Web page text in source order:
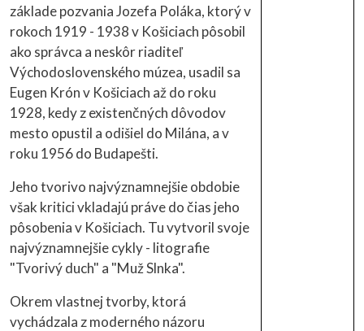
základe pozvania Jozefa Poláka, ktorý v
rokoch 1919 - 1938 v Košiciach pôsobil
ako správca a neskôr riaditeľ
Východoslovenského múzea, usadil sa
Eugen Krón v Košiciach až do roku
1928, kedy z existenčných dôvodov
mesto opustil a odišiel do Milána, a v
roku 1956 do Budapešti.
Jeho tvorivo najvýznamnejšie obdobie
však kritici vkladajú práve do čias jeho
pôsobenia v Košiciach. Tu vytvoril svoje
najvýznamnejšie cykly - litografie
"Tvorivý duch" a "Muž Slnka".
Okrem vlastnej tvorby, ktorá
vychádzala z moderného názoru